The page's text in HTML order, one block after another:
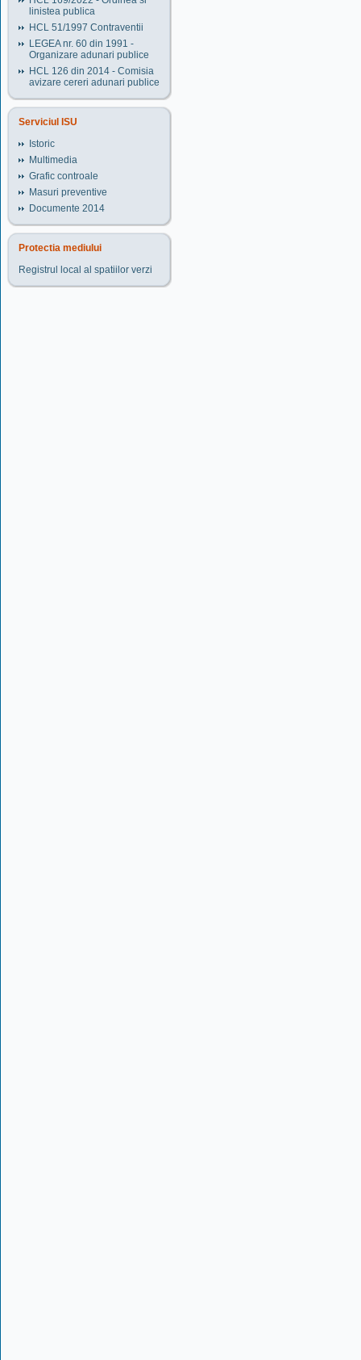
linistea publica
HCL 51/1997 Contraventii
LEGEA nr. 60 din 1991 -
Organizare adunari publice
HCL 126 din 2014 - Comisia
avizare cereri adunari publice
Serviciul ISU
Istoric
Multimedia
Grafic controale
Masuri preventive
Documente 2014
Protectia mediului
Registrul local al spatiilor verzi